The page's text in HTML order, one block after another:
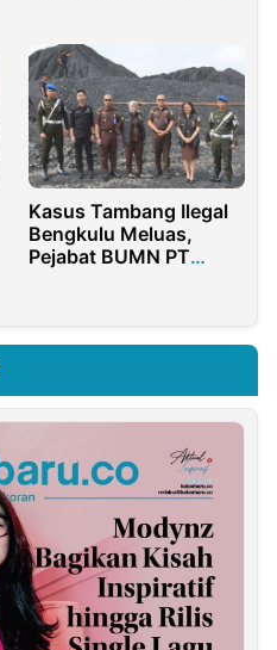
Kasus Tambang Ilegal
Bengkulu Meluas,
Pejabat BUMN PT